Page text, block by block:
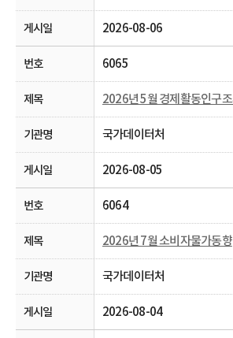
2026-08-06
6065
국가데이터처
2026-08-05
6064
2026년 7월 소비자물가동향
국가데이터처
2026-08-04